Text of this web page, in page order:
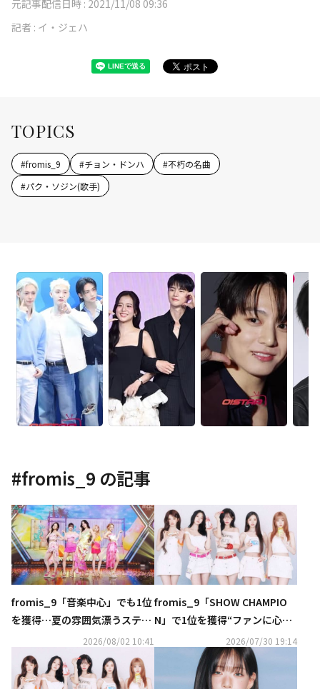
元記事配信日時 : 2021/11/08 09:36
記者 : イ・ジェハ
TOPICS
#fromis_9 #チョン・ドンハ #不朽の名曲
#パク・ソジン(歌手)
#fromis_9 の記事
fromis_9「音楽中心」でも1位
を獲得…夏の雰囲気漂うステー
2026/08/02 10:41
fromis_9「SHOW CHAMPIO
N」で1位を獲得“ファンに心か
2026/07/30 19:14